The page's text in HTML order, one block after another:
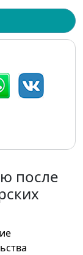
после